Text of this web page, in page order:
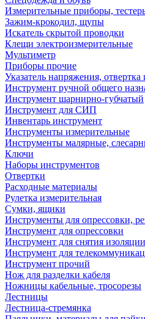
Измерительные приборы,
Зажим-крокодил, щупы
Искатель скрытой проводки
Клещи электроизмерительные
Мультиметр
Приборы прочие
Указатель напряжения, отвертка
Инструмент ручной общего
Инструмент шарнирно-губчатый
Инструмент для СИП
Инвентарь инструмент
Инструменты измерительные
Инструменты малярные,
Ключи
Наборы инструментов
Отвертки
Расходные материалы
Рулетка измерительная
Сумки, ящики
Инструменты для опрессовки,
Инструмент для опрессовки
Инструмент для снятия изоляции
Инструмент для
Инструмент прочий
Нож для разделки кабеля
Ножницы кабельные, тросорезы
Лестницы
Лестница-стремянка